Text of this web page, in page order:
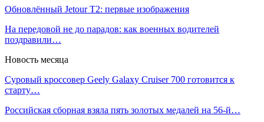
Обновлённый Jetour T2: первые изображения
На передовой не до парадов: как военных водителей
поздравили…
Новость месяца
Суровый кроссовер Geely Galaxy Cruiser 700 готовится к
старту…
Российская сборная взяла пять золотых медалей на 56‑й…